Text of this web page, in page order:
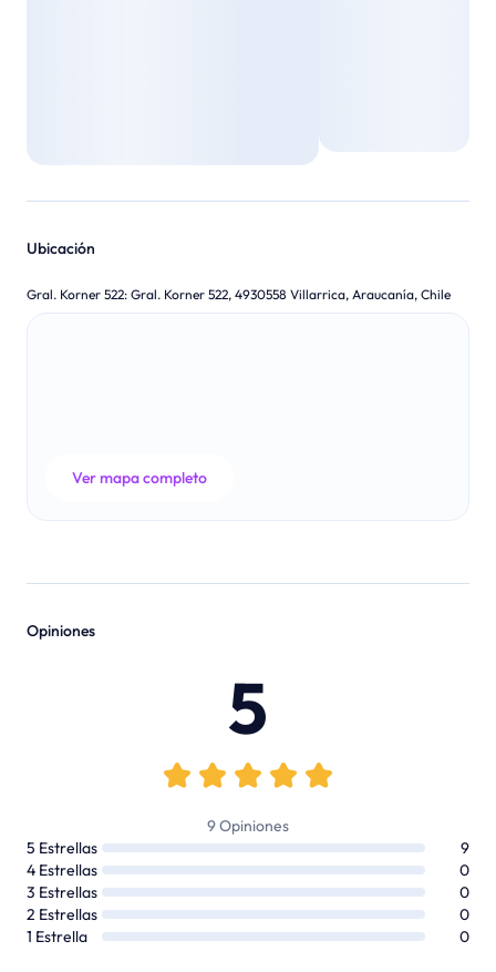
Ubicación
Gral. Korner 522: Gral. Korner 522, 4930558 Villarrica, Araucanía, Chile
Ver mapa completo
Opiniones
5
9Opiniones
5 Estrellas
9
4 Estrellas
0
3 Estrellas
0
2 Estrellas
0
1 Estrella 0